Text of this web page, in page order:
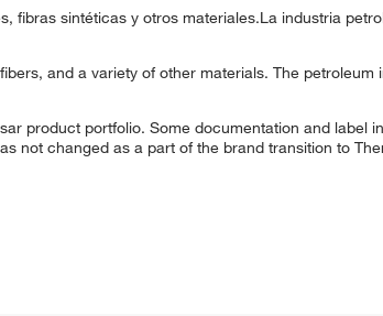
sintéticas y otros materiales.La industria
and a variety of other materials. The petroleum
product portfolio. Some documentation and label
not changed as a part of the brand transition to